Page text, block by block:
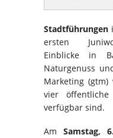
Stadtführungen
ersten
Einblicke in
Naturgenuss
Marketing
vier öffentliche
verfügbar sind.
AmSamstag,